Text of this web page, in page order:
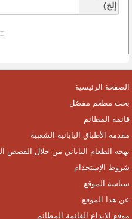
إلخ)
الصفحة الرئيسية
بحث مطعم مفصّل
قائمة المطائم
مقدمة الأطباق اليابانية الشعبية
بهجة الطعام الياباني من خلال القصص
شروط الإستخدام
سياسة الموقع
عن هذا الموقع
موقع الإيداع القائمة المطائم